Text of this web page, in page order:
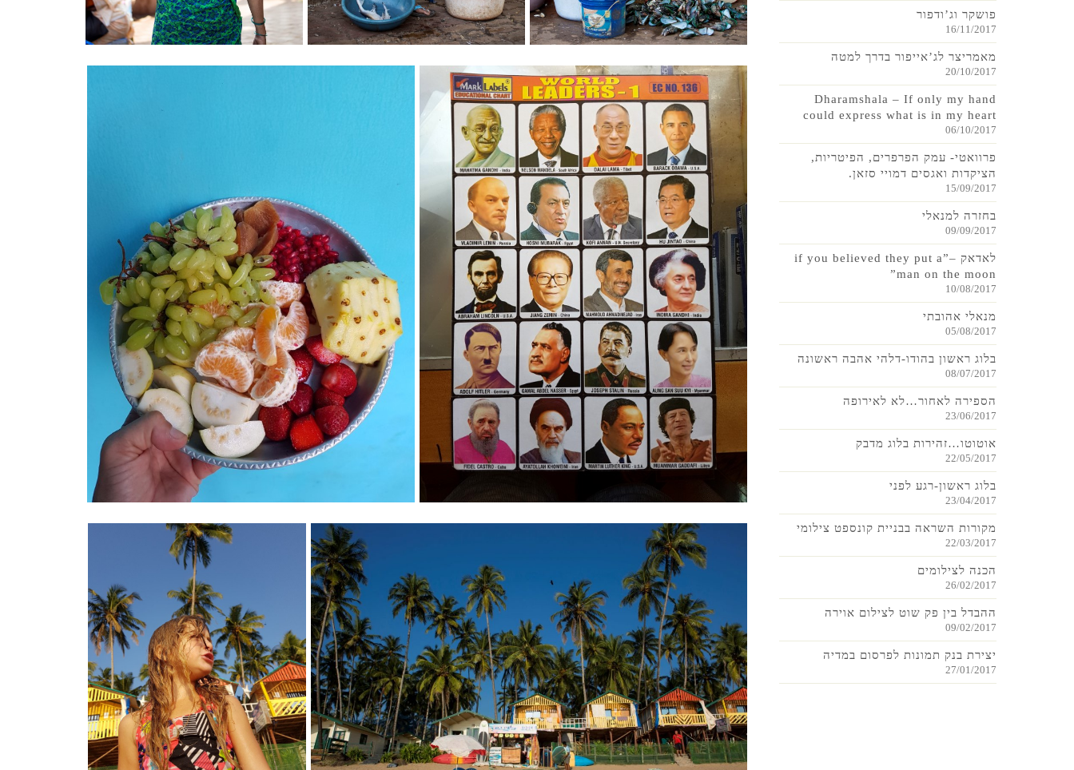
פושקר וג’ודפור
16/11/2017
מאמריצר לג’אייפור בדרך למטה
20/10/2017
Dharamshala – If only my hand
could express what is in my heart
06/10/2017
פרוואטי- עמק הפרפרים, הפיטריות,
הציקדות ואגסים דמויי סזאן.
15/09/2017
בחזרה למנאלי
09/09/2017
לאדאק –”if you believed they put a
man on the moon”
10/08/2017
מנאלי אהובתי
05/08/2017
בלוג ראשון בהודו-דלהי אהבה ראשונה
08/07/2017
הספירה לאחור…לא לאירופה
23/06/2017
אוטוטו…זהירות בלוג מדבק
22/05/2017
בלוג ראשון-רגע לפני
23/04/2017
מקורות השראה בבניית קונספט צילומי
22/03/2017
הכנה לצילומים
26/02/2017
ההבדל בין פק שוט לצילום אוירה
09/02/2017
יצירת בנק תמונות לפרסום במדיה
27/01/2017